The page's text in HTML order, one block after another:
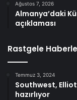
Ağustos 7, 2026
Almanya’daki
açıklaması
Rastgele
Temmuz 3, 2024
Southwest,
hazırlıyor